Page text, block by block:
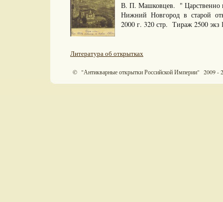
В. П. Машковцев. " Царственно
Нижний Новгород в старой
2000 г. 320 стр. Тираж 2500 экз
Литература об открытках
© "Антикварные открытки Российской Империи" 2009 -